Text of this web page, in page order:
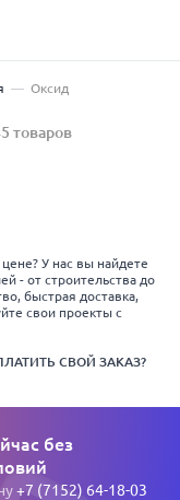
Оксид
товаров
У нас вы найдете
- от строительства до
быстрая доставка,
свои проекты с
СВОЙ ЗАКАЗ?
без
+7 (7152) 64-18-03